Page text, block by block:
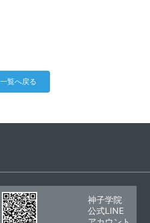
一覧へ戻る
神子学院
公式LINE